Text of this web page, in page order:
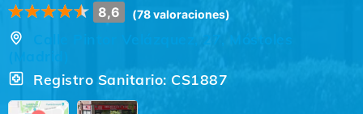
8,6 (78 valoraciones)
Calle Pintor Velázquez, 27, Móstoles
Registro Sanitario: CS1887